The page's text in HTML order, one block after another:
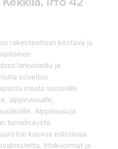
rakenteeltaan kestävä ja
lannoitettu ja
soveltuu
maata suosiville
alppiruusuille,
Alppiruusuja
turvelisäystä.
kasvua edistävää
Irtokuormat ja